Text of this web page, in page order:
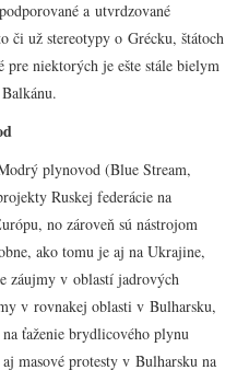
a utvrdzované
či už stereotypy o Grécku, štátoch
niektorých je ešte stále bielym
plynovod (Blue Stream,
Ruskej federácie na
no zároveň sú nástrojom
ako tomu je aj na Ukrajine,
záujmy v oblastí jadrových
v rovnakej oblasti v Bulharsku,
ťaženie brydlicového plynu
masové protesty v Bulharsku na